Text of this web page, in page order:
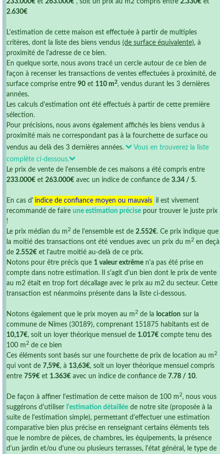
233.000€ et 263.000€ , soit un prix au m2 compris entre 2.330€ et
2.630€
L'estimation de cette maison est effectuée à partir de multiples
critères, dont la liste des biens vendus (de surface équivalente), à
proximité de l'adresse de ce bien.
En quelque sorte, nous avons tracé un cercle autour de ce bien de
façon à recenser les transactions de ventes effectuées à proximité, de
surface comprise entre 90 et 110 m2, vendus durant les 3 dernières
années.
Les calculs d'estimation ont été effectués à partir de cette première
sélection.
Pour précisions, nous avons également affichés les biens vendus à
proximité mais ne correspondant pas à la fourchette de surface ou
vendus au delà des 3 dernières années.
Vous en trouverez la liste
complète ci-dessous.
Le prix de vente de l'ensemble de ces maisons a été compris entre
233.000€ et 263.000€ avec un indice de confiance de 3.34 / 5.
En cas d' indice de confiance moyen ou mauvais il est vivement
recommandé de faire une estimation précise pour trouver le juste prix
!
Le prix médian du m 2 de l'ensemble est de 2.552€. Ce prix indique que
la moitié des transactions ont été vendues avec un prix du m 2 en deçà
de 2.552€ et l'autre moitié au-delà de ce prix.
Notons pour être précis que 1 valeur extrême n'a pas été prise en
compte dans notre estimation. Il s'agit d'un bien dont le prix de vente
au m2 était en trop fort décallage avec le prix au m2 du secteur. Cette
transaction est néanmoins présente dans la liste ci-dessous.
Notons également que le prix moyen au m 2 de la location sur la
commune de Nîmes (30189), comprenant 151875 habitants est de
10,17€, soit un loyer théorique mensuel de 1.017€ compte tenu des
100 m 2 de ce bien
Ces éléments sont basés sur une fourchette de prix de location au m 2
qui vont de 7,59€, à 13,63€, soit un loyer théorique mensuel compris
entre 759€ et 1.363€ avec un indice de confiance de 7.78 / 10.
De façon à affiner l'estimation de cette maison de 100 m 2, nous vous
suggérons d'utiliser l'estimation détaillée de notre site (proposée à la
suite de l'estimation simple), permettant d'effectuer une estimation
comparative bien plus précise en renseignant certains éléments tels
que le nombre de pièces, de chambres, les équipements, la présence
d'un jardin et/ou d'une ou plusieurs terrasses, l'état général, le type de